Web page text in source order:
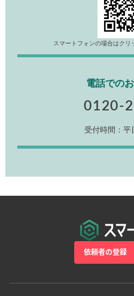
スマートフォンの場合はクリ
電話での
0120-
受付時間：
依頼者の登録